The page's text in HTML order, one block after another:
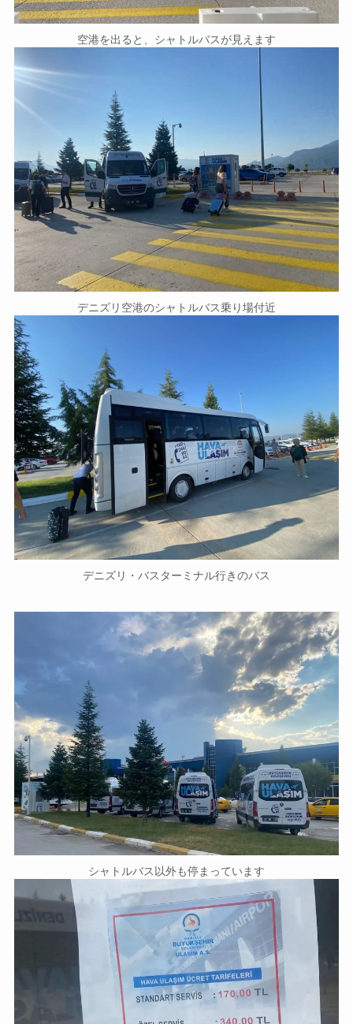
空港を出ると、シャトルバスが見えます
デニズリ空港のシャトルバス乗り場付近
デニズリ・バスターミナル行きのバス
シャトルバス以外も停まっています